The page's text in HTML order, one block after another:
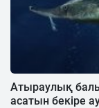
Атыраулық
асатын бекіре